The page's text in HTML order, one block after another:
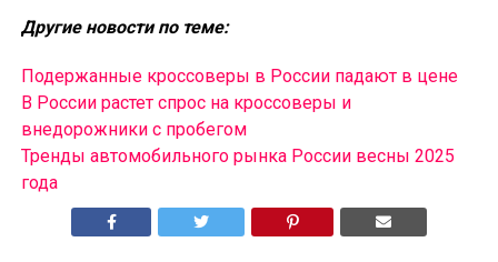
Другие новости по теме:
Подержанные кроссоверы в России падают в цене
В России растет спрос на кроссоверы и
внедорожники с пробегом
Тренды автомобильного рынка России весны 2025
года